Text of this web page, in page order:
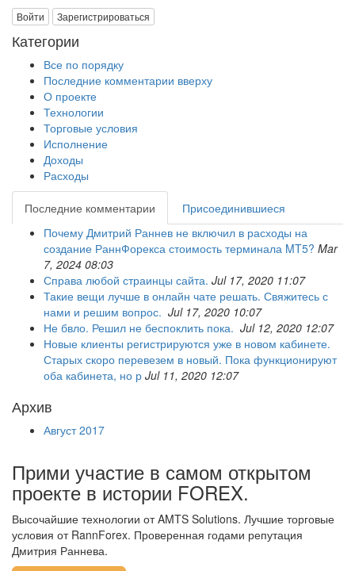
Войти Зарегистрироваться
Категории
Все по порядку
Последние комментарии вверху
О проекте
Технологии
Торговые условия
Исполнение
Доходы
Расходы
Последние комментарии
Присоединившиеся
Почему Дмитрий Раннев не включил в расходы на
создание РаннФорекса стоимость терминала MT5? Mar
7, 2024 08:03
Справа любой страинцы сайта. Jul 17, 2020 11:07
Такие вещи лучше в онлайн чате решать. Свяжитесь с
нами и решим вопрос. Jul 17, 2020 10:07
Не бвло. Решил не беспоклить пока. Jul 12, 2020 12:07
Новые клиенты регистрируются уже в новом кабинете.
Старых скоро перевезем в новый. Пока функционируют
оба кабинета, но р Jul 11, 2020 12:07
Архив
Август 2017
Прими участие в самом открытом
проекте в истории FOREX.
Высочайшие технологии от AMTS Solutions. Лучшие торговые
условия от RannForex. Проверенная годами репутация
Дмитрия Раннева.